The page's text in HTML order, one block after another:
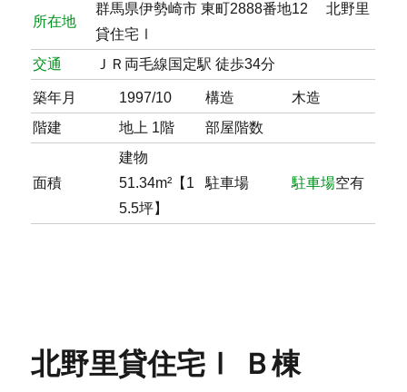
所在地
群馬県伊勢崎市 東町2888番地12 北野里
貸住宅Ⅰ
交通
ＪＲ両毛線国定駅 徒歩34分
築年月 1997/10 構造
木造
階建
地上 1階 部屋階数
面積
建物
51.34m²【1
5.5坪】
駐車場 駐車場空有
北野里貸住宅Ⅰ Ｂ棟